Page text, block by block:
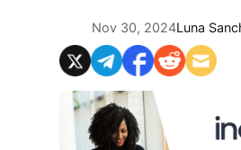
Nov 30, 2024Luna